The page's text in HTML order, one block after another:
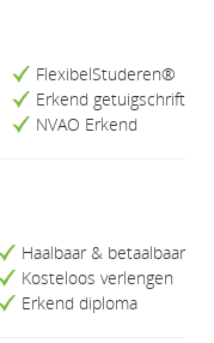
FlexibelStuderen®
Erkend getuigschrift
NVAO Erkend
Haalbaar & betaalbaar
Kosteloos verlengen
Erkend diploma